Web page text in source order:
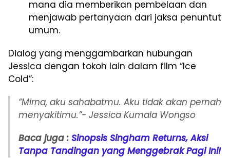
mana dia memberikan pembelaan dan
menjawab pertanyaan dari jaksa penuntut
umum.
Dialog yang menggambarkan hubungan
Jessica dengan tokoh lain dalam film “Ice
Cold”:
“Mirna, aku sahabatmu. Aku tidak akan pernah
menyakitimu.”- Jessica Kumala Wongso
Baca juga : Sinopsis Singham Returns, Aksi
Tanpa Tandingan yang Menggebrak Pagi Ini!